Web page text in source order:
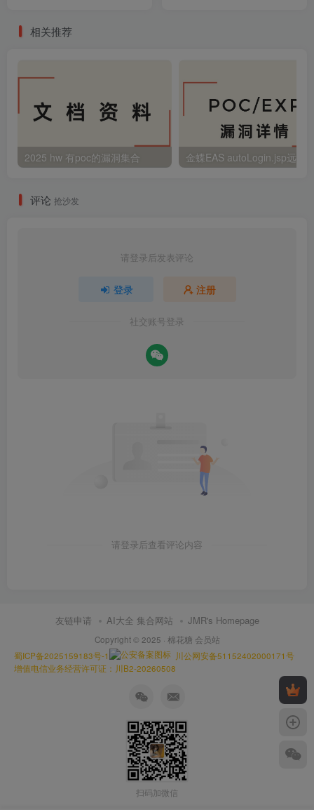
相关推荐
2025 hw 有poc的漏洞集合
评论 抢沙发
请登录后发表评论
登录 注册
社交账号登录
请登录后查看评论内容
友链申请 AI大全 集合网站 JMR's Homepage
Copyright © 2025 · 棉花糖 会员站
蜀ICP备2025159183号-1
川公网安备51152402000171号
增值电信业务经营许可证：川B2-20260508
扫码加微信